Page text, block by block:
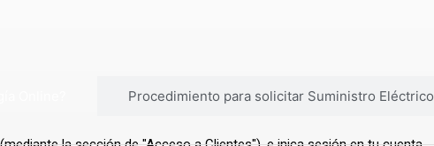
Procedimiento para solicitar Suministro Eléctrico